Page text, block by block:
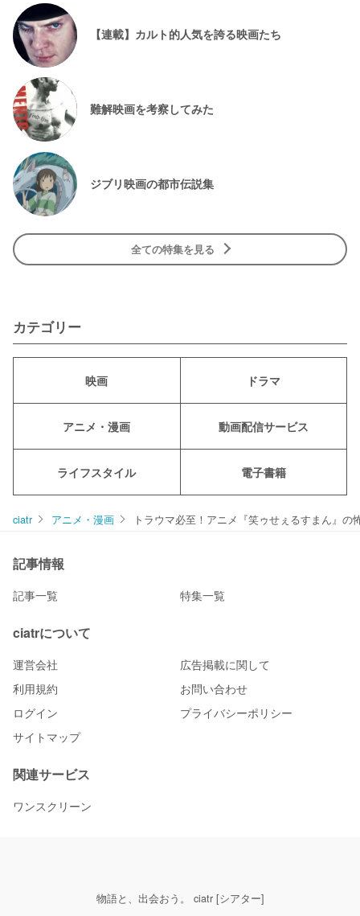
【連載】カルト的人気を誇る映画たち
難解映画を考察してみた
ジブリ映画の都市伝説集
全ての特集を見る
カテゴリー
映画 ドラマ
アニメ・漫画 動画配信サービス
ライフスタイル 電子書籍
ciatr アニメ・漫画 トラウマ必至！アニメ『笑ゥせぇるすまん』の
記事情報
記事一覧 特集一覧
ciatrについて
運営会社
広告掲載に関して
利用規約
お問い合わせ
ログイン
プライバシーポリシー
サイトマップ
関連サービス
ワンスクリーン
物語と、出会おう。 ciatr [シアター]